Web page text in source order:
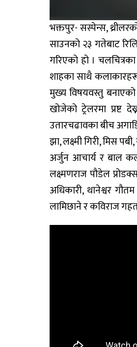
भक्तपुर- सस्पेन्स,
साउनको २३ गतेबाट
गरिएको हो ।
शाहका साथै कलाकारहरू
मुख्य विषयवस्तु
खोजेको ट्रेलरमा प्रष्ट
उतारचढावका बीच
झा, लक्ष्मी गिरी, मिस
अर्जुन आचार्य र बाल
लक्ष्मणराज पौडेल
अधिकारी, थानेश्वर
लामिछाने र कविराज